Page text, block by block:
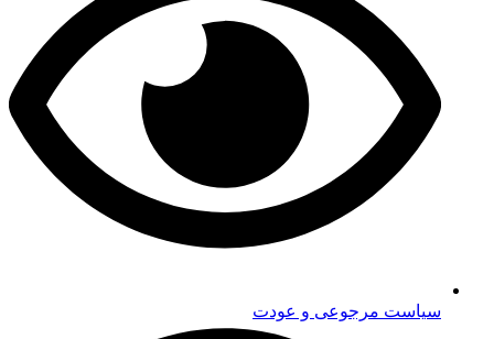
سیاست مرجوعی و عودت